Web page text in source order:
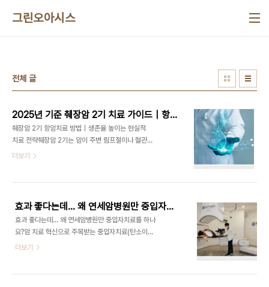
그린오아시스
전체 글
2025년 기준 췌장암 2기 치료 가이드｜항암치료 단계별 효과 분석
췌장암 2기 항암치료 방법｜생존율 높이는 현실적
치료 전략췌장암 2기는 암이 주변 림프절이나 혈관
까지 일부 확산되었지만, 아직 원격 전이는 없는 상태
활발히 연구되고 있습니다.이번 글에서는 최신 췌장
암 2기 항암치료 방법과 생존율을 높이는 전략, 그리
고 치료 중 부작용 관리와 영양 관리 방법까지 정리했
습니다. 췌장암 산정특례 완벽 정리 — 환자와 가족
이 꼭 알아야 할 혜택 - 블루 오아시스 정보 모음췌장
움뿐 아니라 치료비 부담을 가장 먼저 떠올립니다.하
더보기
효과 좋다는데… 왜 연세암병원만 중입자치료를 하나, 연세암병원만 설치한 이유는?
효과 좋다는데… 왜 연세암병원만 중입자치료를 하나
요?암 치료 혁신으로 주목받는 중입자치료(탄소이온
치료)는 “효과가 좋다”는 입소문과 함께 관심이 커지
더보기